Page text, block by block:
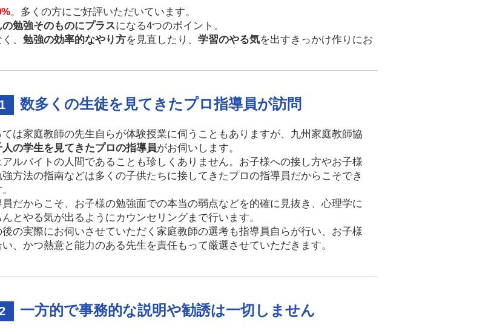
。多くの方にご好評いただいています。
勉強そのものにプラスになる4つのポイント。
、 勉強の効率的なやり方を見直したり、 学習のやる気を出すきっかけ作りにお
数多くの生徒を見てきたプロ指導員が訪問
は家庭教師の先生自らが体験授業に伺うこともありますが、九州家庭教師協
人の学生を見てきたプロの指導員がお伺いします。
ルバイトの人間であることも珍しくありません。お子様への接し方やお子様
方法の指南などは多くの子供たちに接してきたプロの指導員だからこそでき
だからこそ、お子様の勉強面での本当の弱点などを的確に見抜き、心理学に
とやる気が出るようにカウンセリングまで行います。
後の実際にお伺いさせていただく家庭教師の選考も指導員自らが行い、お子様
、かつ熱意と能力のある先生を責任もって厳選させていただきます。
一方的で事務的な説明や勧誘は一切しません